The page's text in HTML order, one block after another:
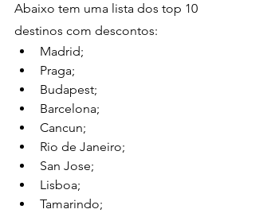
Abaixo tem uma lista dos top 10
destinos com descontos:
Madrid;
Praga;
Budapest;
Barcelona;
Cancun;
Rio de Janeiro;
San Jose;
Lisboa;
Tamarindo;